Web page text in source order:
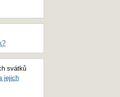
svátků
jejich